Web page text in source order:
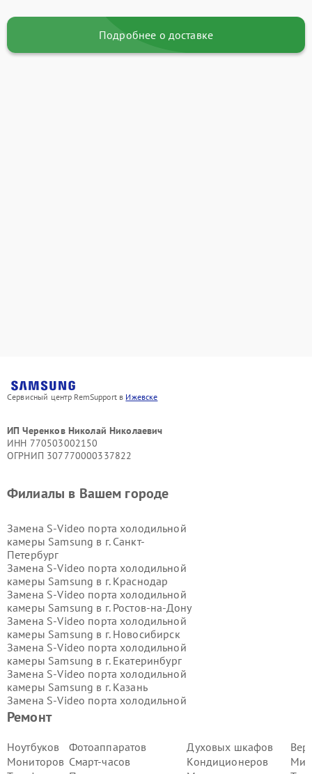
Подробнее о доставке
Сервисный центр RemSupport в Ижевске
ИП Черенков Николай Николаевич
ИНН 770503002150
ОГРНИП 307770000337822
Ремонт
Ноутбуков
Мониторов
Фотоаппаратов
Смарт-часов
Духовых шкафов
Кондиционеров
Филиалы в Вашем городе
Замена S-Video порта холодильной
камеры Samsung в г. Санкт-
Петербург
Замена S-Video порта холодильной
камеры Samsung в г. Краснодар
Замена S-Video порта холодильной
камеры Samsung в г. Ростов-на-Дону
Замена S-Video порта холодильной
камеры Samsung в г. Новосибирск
Замена S-Video порта холодильной
камеры Samsung в г. Екатеринбург
Замена S-Video порта холодильной
камеры Samsung в г. Казань
Замена S-Video порта холодильной
камеры Samsung в г.
Замена S-Video порта холодильной
камеры Samsung в г.
Замена S-Video порта холодильной
камеры Samsung в г.Самара